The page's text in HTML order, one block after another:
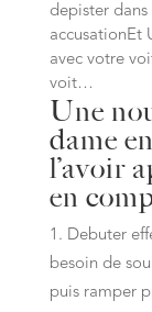
depister dans
accusationEt
avec votre
voit…
Une
dame
l’avoir
en
Debuter
besoin de
puis ramper